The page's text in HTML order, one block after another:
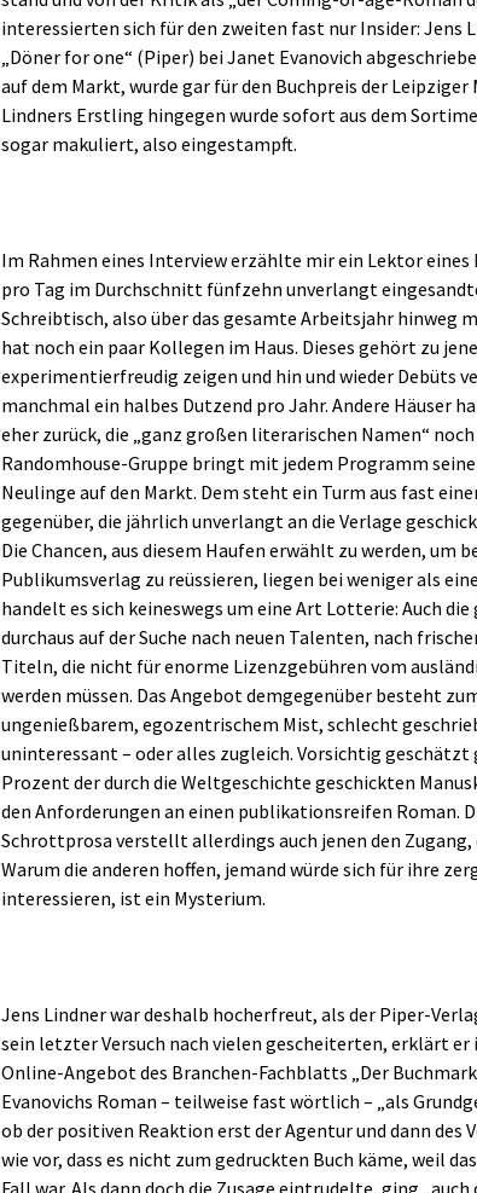
interessierten sich für den zweiten fast nur Insider: Jens
„Döner for one“ (Piper) bei Janet Evanovich
auf dem Markt, wurde gar für den Buchpreis der
Lindners Erstling hingegen wurde sofort aus dem
sogar makuliert, also eingestampft.
Im Rahmen eines Interview erzählte mir ein Lektor eines
pro Tag im Durchschnitt fünfzehn unverlangt
Schreibtisch, also über das gesamte Arbeitsjahr hinweg
hat noch ein paar Kollegen im Haus. Dieses gehört zu
experimentierfreudig zeigen und hin und wieder Debüts
manchmal ein halbes Dutzend pro Jahr. Andere Häuser
eher zurück, die „ganz großen literarischen Namen“
Randomhouse-Gruppe bringt mit jedem Programm
Neulinge auf den Markt. Dem steht ein Turm aus fast
gegenüber, die jährlich unverlangt an die Verlage
Die Chancen, aus diesem Haufen erwählt zu werden, um
Publikumsverlag zu reüssieren, liegen bei weniger als
handelt es sich keineswegs um eine Art Lotterie: Auch
durchaus auf der Suche nach neuen Talenten, nach
Titeln, die nicht für enorme Lizenzgebühren vom
werden müssen. Das Angebot demgegenüber besteht
ungenießbarem, egozentrischem Mist, schlecht
uninteressant – oder alles zugleich. Vorsichtig geschätzt
Prozent der durch die Weltgeschichte geschickten
den Anforderungen an einen publikationsreifen Roman.
Schrottprosa verstellt allerdings auch jenen den Zugang,
Warum die anderen hoffen, jemand würde sich für ihre
interessieren, ist ein Mysterium.
Jens Lindner war deshalb hocherfreut, als der Piper-
sein letzter Versuch nach vielen gescheiterten, erklärt
Online-Angebot des Branchen-Fachblatts „Der
Evanovichs Roman – teilweise fast wörtlich – „als
ob der positiven Reaktion erst der Agentur und dann des
wie vor, dass es nicht zum gedruckten Buch käme, weil
Fall war. Als dann doch die Zusage eintrudelte, ging